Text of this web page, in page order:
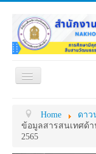
Toggle
หน่วยงาน
ดาวน์โหลด
Home
ดาว
ข้อมูลสารสนเทศด้
2565